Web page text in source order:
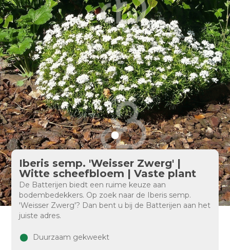
Iberis semp. 'Weisser Zwerg' |
Witte scheefbloem | Vaste plant
De Batterijen biedt een ruime keuze aan
bodembedekkers. Op zoek naar de Iberis semp.
'Weisser Zwerg'? Dan bent u bij de Batterijen aan het
juiste adres.
Duurzaam gekweekt